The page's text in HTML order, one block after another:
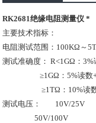
RK2681绝缘电阻测量仪 *
主要技术指标：
电阻测试范围：100KΩ～
测试准确度： R<1GΩ：3%
≥1GΩ：5%读数
≥1TΩ：10%读数
测试电压： 10V/25V
50V/100V